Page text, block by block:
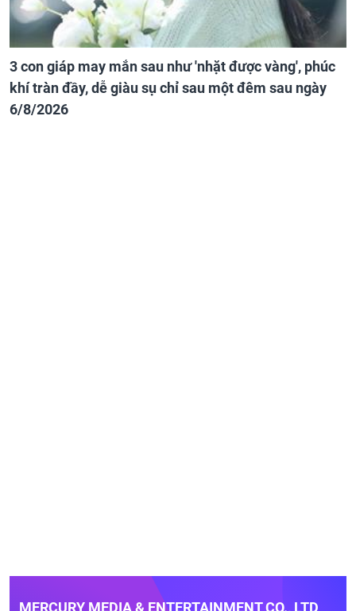
3 con giáp may mắn sau như 'nhặt được vàng', phúc
khí tràn đầy, dễ giàu sụ chỉ sau một đêm sau ngày
6/8/2026
MERCURY MEDIA & ENTERTAINMENT CO., LTD